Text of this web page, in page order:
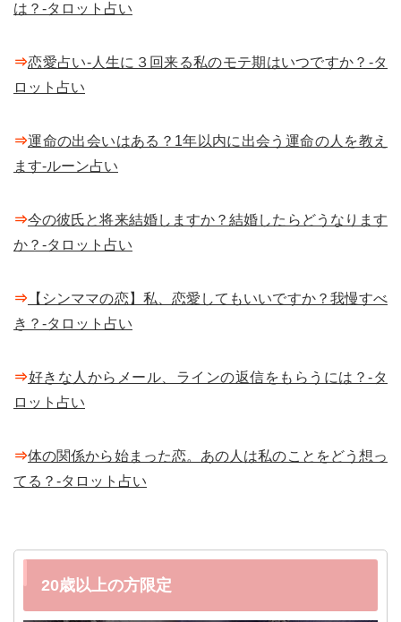
は？-タロット占い
⇒恋愛占い-人生に３回来る私のモテ期はいつですか？-タ
ロット占い
⇒運命の出会いはある？1年以内に出会う運命の人を教え
ます-ルーン占い
⇒今の彼氏と将来結婚しますか？結婚したらどうなります
か？-タロット占い
⇒ 【シンママの恋】私、恋愛してもいいですか？我慢すべ
き？-タロット占い
⇒好きな人からメール、ラインの返信をもらうには？-タ
ロット占い
⇒体の関係から始まった恋。あの人は私のことをどう想っ
てる？-タロット占い
20歳以上の方限定